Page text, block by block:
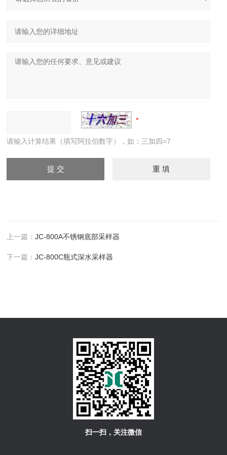
请输入计算结果（填写阿拉伯数字），如：三加四=7
上一篇：JC-800A不锈钢底部采样器
下一篇：JC-800C瓶式深水采样器
扫一扫，关注微信